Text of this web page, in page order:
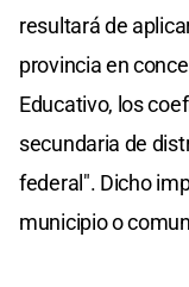
resultará de
provincia en
Educativo, los
secundaria de
federal". Dicho
municipio o